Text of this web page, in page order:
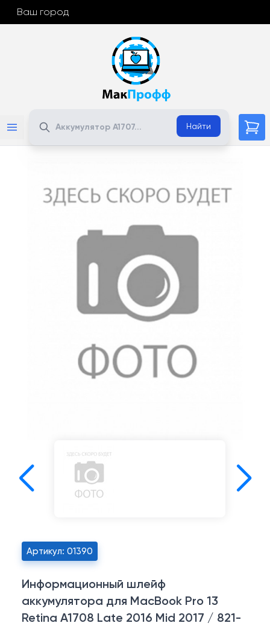
Ваш город
Найти
Артикул: 01390
Информационный шлейф
аккумулятора для MacBook Pro 13
Retina A1708 Late 2016 Mid 2017 / 821-